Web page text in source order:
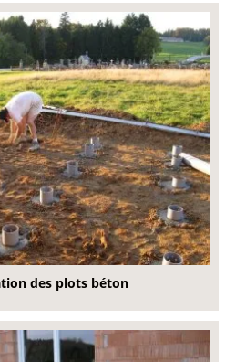
des plots béton